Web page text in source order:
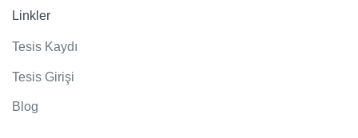
Linkler
Tesis Kaydı
Tesis Girişi
Blog